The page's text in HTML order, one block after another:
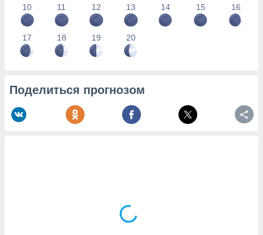
10 11 12 13 14 15 16
17 18 19 20
Поделиться прогнозом